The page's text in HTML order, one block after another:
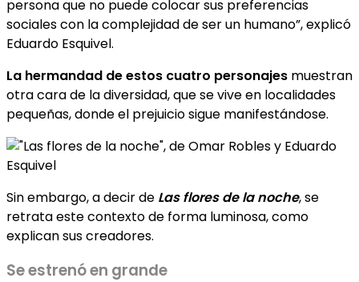
persona que no puede colocar sus preferencias
sociales con la complejidad de ser un humano”, explicó
Eduardo Esquivel.
La hermandad de estos cuatro personajes muestran
otra cara de la diversidad, que se vive en localidades
pequeñas, donde el prejuicio sigue manifestándose.
Sin embargo, a decir de Las flores de la noche, se
retrata este contexto de forma luminosa, como
explican sus creadores.
Se estrenó en grande